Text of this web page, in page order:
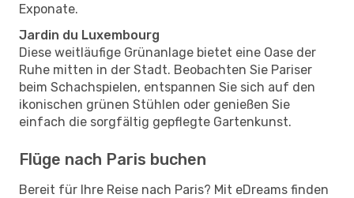
Exponate.
Jardin du Luxembourg
Diese weitläufige Grünanlage bietet eine Oase der
Ruhe mitten in der Stadt. Beobachten Sie Pariser
beim Schachspielen, entspannen Sie sich auf den
ikonischen grünen Stühlen oder genießen Sie
einfach die sorgfältig gepflegte Gartenkunst.
Flüge nach Paris buchen
Bereit für Ihre Reise nach Paris? Mit eDreams finden